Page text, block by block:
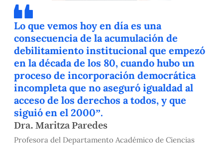
Lo que vemos hoy en día es una
consecuencia de la acumulación de
debilitamiento institucional que empezó
en la década de los 80, cuando hubo un
proceso de incorporación democrática
incompleta que no aseguró igualdad al
acceso de los derechos a todos, y que
siguió en el 2000”.
Dra. Maritza Paredes
Profesora del Departamento Académico de Ciencias